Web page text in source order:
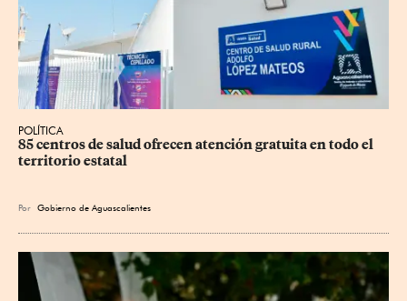
POLÍTICA
85 centros de salud ofrecen atención gratuita en todo el
territorio estatal
Por Gobierno de Aguascalientes